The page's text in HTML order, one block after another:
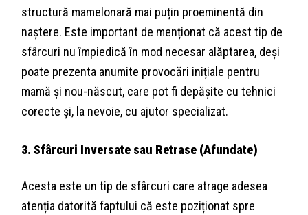
structură mamelonară mai puțin proeminentă din
naștere. Este important de menționat că acest tip de
sfârcuri nu împiedică în mod necesar alăptarea, deși
poate prezenta anumite provocări inițiale pentru
mamă și nou-născut, care pot fi depășite cu tehnici
corecte și, la nevoie, cu ajutor specializat.
3. Sfârcuri Inversate sau Retrase (Afundate)
Acesta este un tip de sfârcuri care atrage adesea
atenția datorită faptului că este poziționat spre